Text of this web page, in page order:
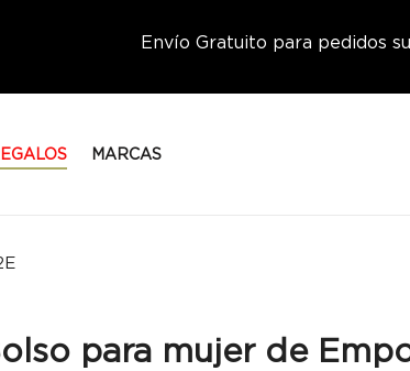
Envío Gratuito para pedidos
MARCAS
para mujer de